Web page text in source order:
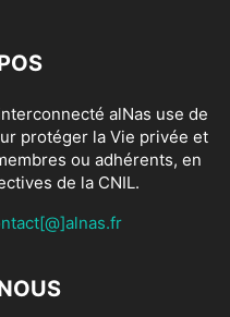
alNas use de
protéger la Vie privée et
ou adhérents, en
de la CNIL.